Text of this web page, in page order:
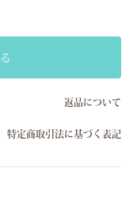
号）
(9号）
(9号）
返品について
特定商取引法に基づく表記